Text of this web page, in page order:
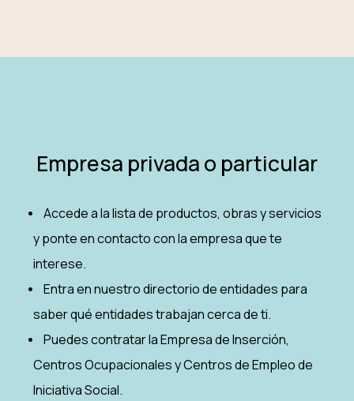
Empresa privada o particular
Accede a la lista de productos, obras y servicios
y ponte en contacto con la empresa que te
interese.
Entra en nuestro directorio de entidades para
saber qué entidades trabajan cerca de ti.
Puedes contratar la Empresa de Inserción,
Centros Ocupacionales y Centros de Empleo de
Iniciativa Social.